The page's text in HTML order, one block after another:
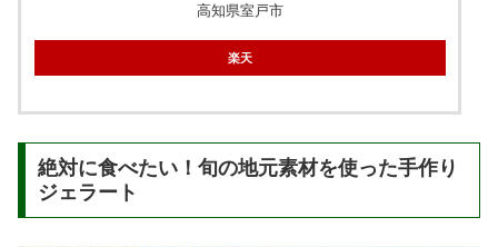
高知県室戸市
楽天
絶対に食べたい！旬の地元素材を使った手作り
ジェラート